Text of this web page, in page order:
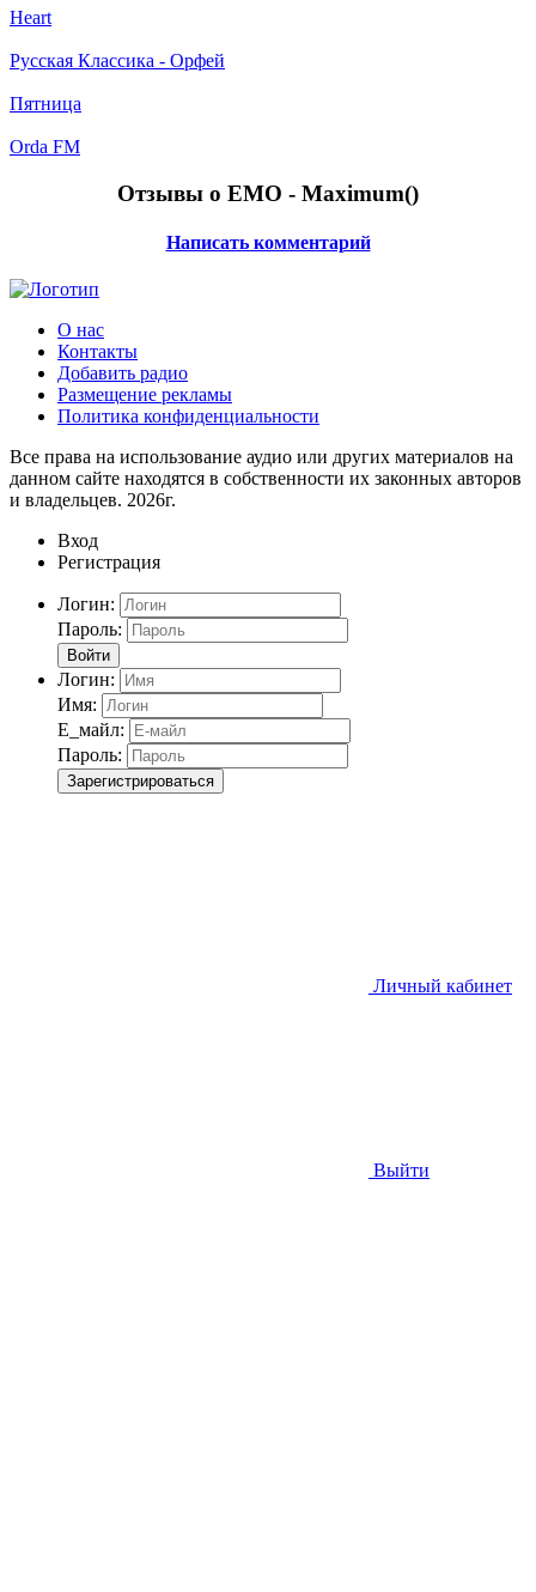
Heart
Русская Классика - Орфей
Пятница
Orda FM
Отзывы о EMO - Maximum()
Написать комментарий
О нас
Контакты
Добавить радио
Размещение рекламы
Политика конфиденциальности
Все права на использование аудио или других материалов на
данном сайте находятся в собственности их законных авторов
и владельцев. 2026г.
Вход
Регистрация
Логин:
Пароль:
Войти
Логин:
Имя:
Е_майл:
Пароль:
Зарегистрироваться
Личный кабинет
Выйти